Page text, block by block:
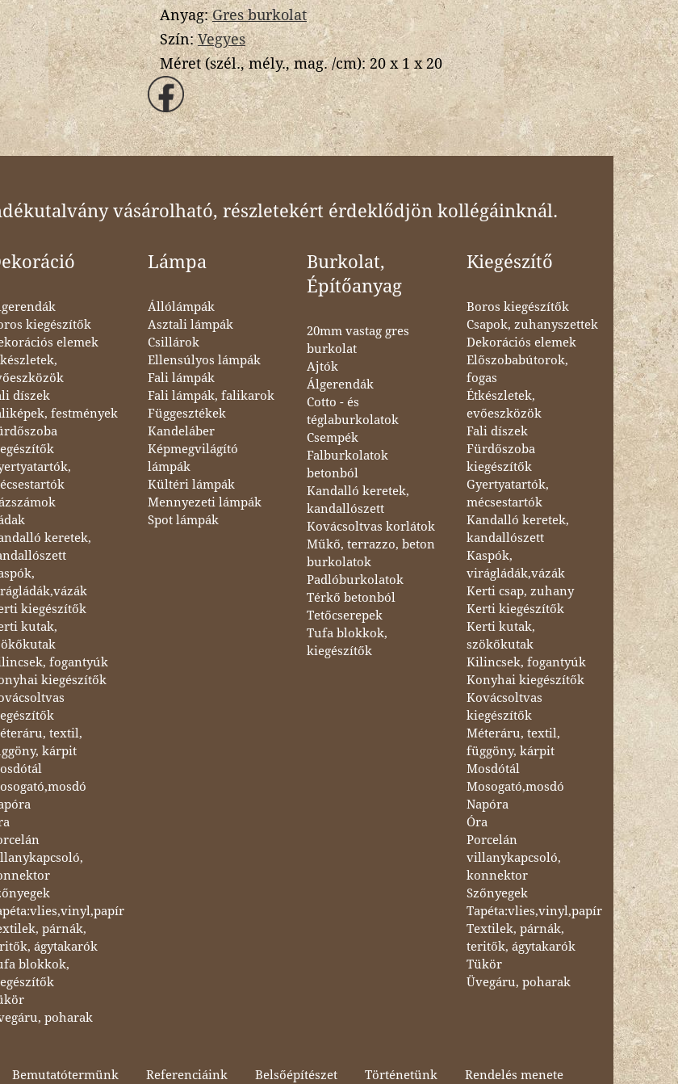
Anyag:Gres burkolat
Szín:Vegyes
Méret (szél., mély., mag. /cm):20 x 1 x 20
vásárolható, részletekért érdeklődjön kollégáinknál.
kiegészítők
elemek
díszek
festmények
keretek,
kiegészítők
kutak,
fogantyúk
kiegészítők
textil,
kárpit
párnák,
ágytakarók
blokkok,
poharak
Lámpa
Állólámpák
Asztali lámpák
Csillárok
Ellensúlyos lámpák
Fali lámpák
Fali lámpák, falikarok
Függesztékek
Kandeláber
Képmegvilágító
lámpák
Kültéri lámpák
Mennyezeti lámpák
Spot lámpák
Burkolat,
Építőanyag
20mm vastag gres
burkolat
Ajtók
Álgerendák
Cotto - és
téglaburkolatok
Csempék
Falburkolatok
betonból
Kandalló keretek,
kandallószett
Kovácsoltvas korlátok
Műkő, terrazzo, beton
burkolatok
Padlóburkolatok
Térkő betonból
Tetőcserepek
Tufa blokkok,
kiegészítők
Kiegészítő
Boros kiegészítők
Csapok, zuhanyszettek
Dekorációs elemek
Előszobabútorok,
fogas
Étkészletek,
evőeszközök
Fali díszek
Fürdőszoba
kiegészítők
Gyertyatartók,
mécsestartók
Kandalló keretek,
kandallószett
Kaspók,
virágládák,vázák
Kerti csap, zuhany
Kerti kiegészítők
Kerti kutak,
szökőkutak
Kilincsek, fogantyúk
Konyhai kiegészítők
Kovácsoltvas
kiegészítők
Méteráru, textil,
függöny, kárpit
Mosdótál
Mosogató,mosdó
Napóra
Óra
Porcelán
villanykapcsoló,
konnektor
Szőnyegek
Tapéta:vlies,vinyl,papír
Textilek, párnák,
teritők, ágytakarók
Tükör
Üvegáru, poharak
Bemutatótermünk Referenciáink Belsőépítészet Történetünk Rendelés menete